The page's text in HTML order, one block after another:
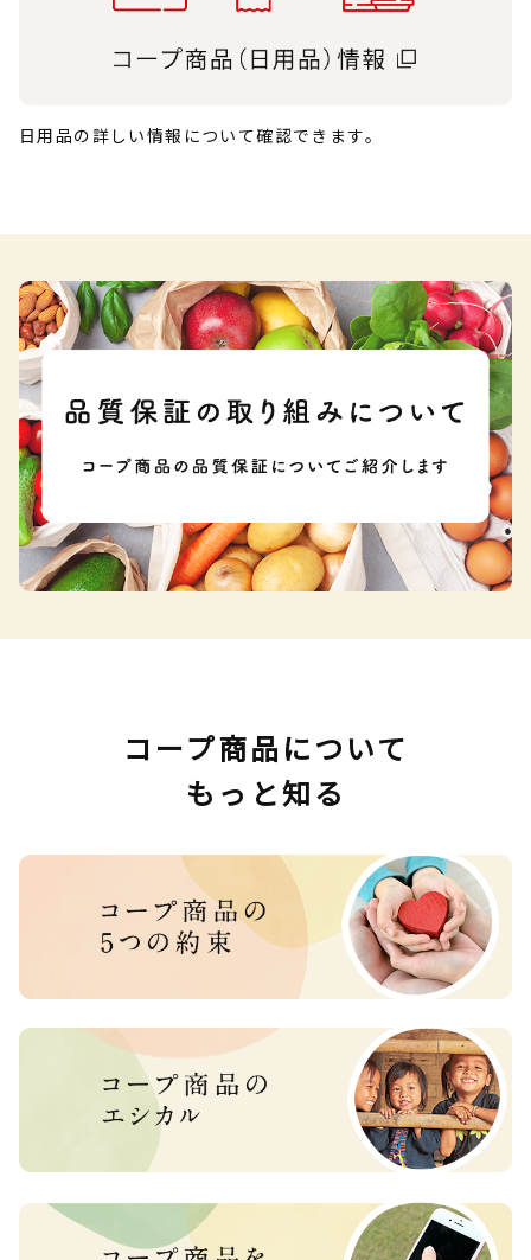
日用品の詳しい情報について確認できます。
コープ商品について
もっと知る